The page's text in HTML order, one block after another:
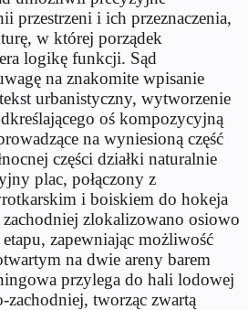
przestrzeni i ich przeznaczenia,
w której porządek
logikę funkcji. Sąd
na znakomite wpisanie
urbanistyczny, wytworzenie
oś kompozycyjną
na wyniesioną część
części działki naturalnie
plac, połączony z
i boiskiem do hokeja
zlokalizowano osiowo
zapewniając możliwość
na dwie areny barem
przylega do hali lodowej
tworząc zwartą